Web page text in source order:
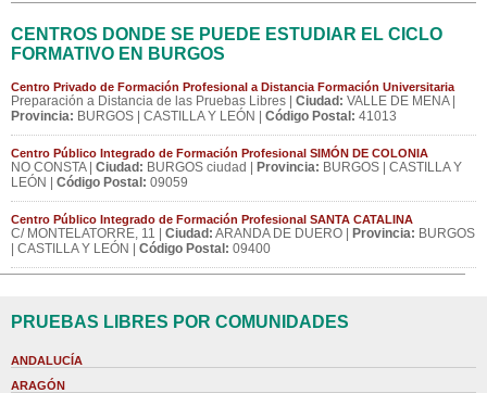
CENTROS DONDE SE PUEDE ESTUDIAR EL CICLO
FORMATIVO EN BURGOS
Centro Privado de Formación Profesional a Distancia Formación Universitaria
Preparación a Distancia de las Pruebas Libres | Ciudad: VALLE DE MENA |
Provincia: BURGOS | CASTILLA Y LEÓN | Código Postal: 41013
Centro Público Integrado de Formación Profesional SIMÓN DE COLONIA
NO CONSTA | Ciudad: BURGOS ciudad | Provincia: BURGOS | CASTILLA Y
LEÓN | Código Postal: 09059
Centro Público Integrado de Formación Profesional SANTA CATALINA
C/ MONTELATORRE, 11 | Ciudad: ARANDA DE DUERO | Provincia: BURGOS
| CASTILLA Y LEÓN | Código Postal: 09400
PRUEBAS LIBRES POR COMUNIDADES
ANDALUCÍA
ARAGÓN